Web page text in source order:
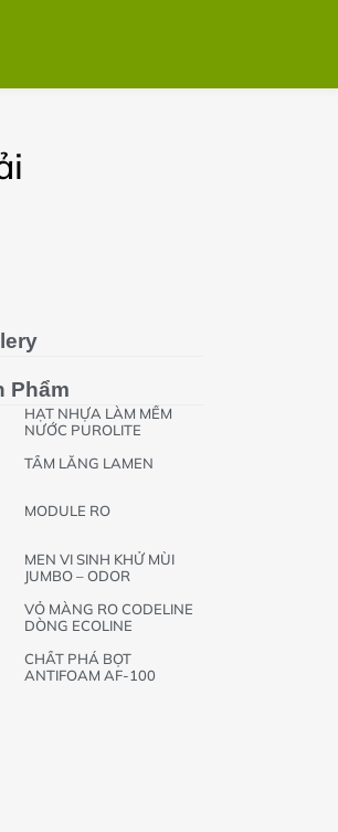
Phẩm
HẠT NHỰA LÀM MỀM
NƯỚC PUROLITE
TẤM LẮNG LAMEN
MODULE RO
MEN VI SINH KHỬ MÙI
JUMBO – ODOR
VỎ MÀNG RO CODELINE
DÒNG ECOLINE
CHẤT PHÁ BỌT
ANTIFOAM AF-100